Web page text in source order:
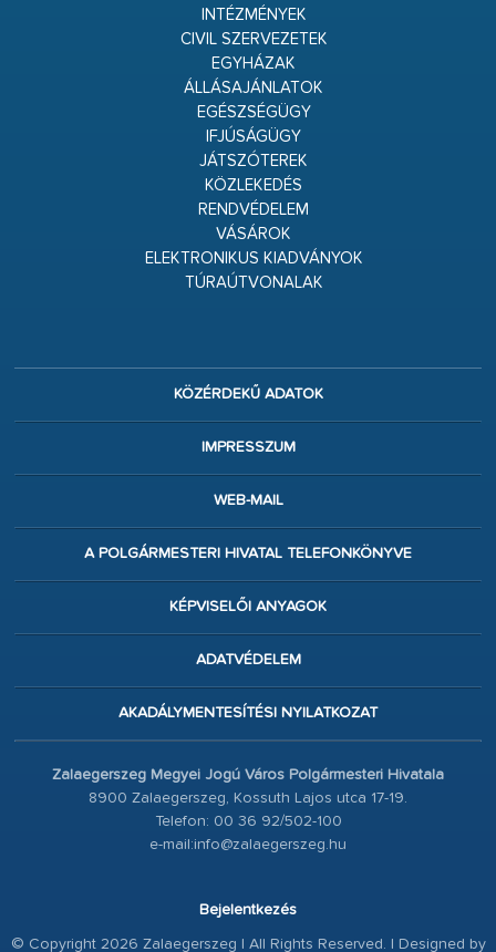
INTÉZMÉNYEK
CIVIL SZERVEZETEK
EGYHÁZAK
ÁLLÁSAJÁNLATOK
EGÉSZSÉGÜGY
IFJÚSÁGÜGY
JÁTSZÓTEREK
KÖZLEKEDÉS
RENDVÉDELEM
VÁSÁROK
ELEKTRONIKUS KIADVÁNYOK
TÚRAÚTVONALAK
KÖZÉRDEKŰ ADATOK
IMPRESSZUM
WEB-MAIL
A POLGÁRMESTERI HIVATAL TELEFONKÖNYVE
KÉPVISELŐI ANYAGOK
ADATVÉDELEM
AKADÁLYMENTESÍTÉSI NYILATKOZAT
Zalaegerszeg Megyei Jogú Város Polgármesteri Hivatala
8900 Zalaegerszeg, Kossuth Lajos utca 17-19.
Telefon: 00 36 92/502-100
e-mail:info@zalaegerszeg.hu
Bejelentkezés
© Copyright 2026 Zalaegerszeg | All Rights Reserved. | Designed by